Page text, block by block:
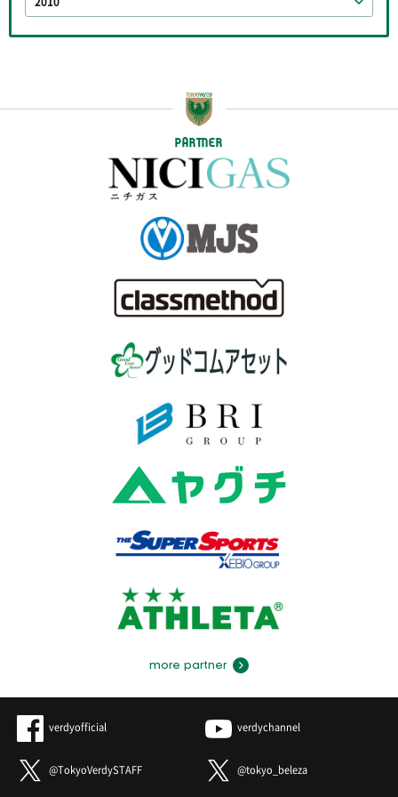
PARTNER
more partner
verdyofficial verdychannel
@TokyoVerdySTAFF @tokyo_beleza